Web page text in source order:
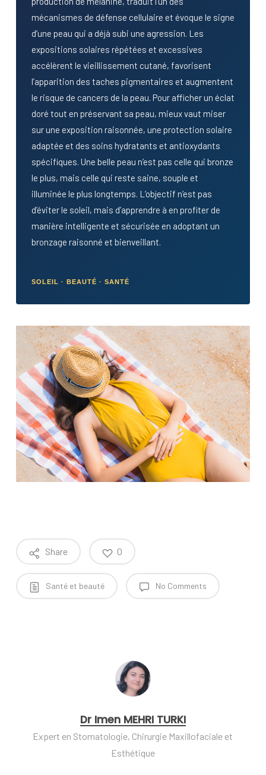
mécanismes de défense cellulaire et évoque le signe
d’une peau qui a déjà subi une agression. Les
expositions solaires répétées et excessives
accélèrent le vieillissement cutané, favorisent
l’apparition des taches pigmentaires et augmentent
le risque de cancers de la peau. Pour afficher un éclat
doré tout en préservant sa peau, mieux vaut miser
sur une exposition raisonnée, une protection solaire
adaptée et des soins hydratants et antioxydants
spécifiques. Une belle peau n’est pas celle qui bronze
le plus, mais celle qui reste saine, souple et
illuminée le plus longtemps. L’objectif n’est pas
d’éviter le soleil, mais d’apprendre à en profiter de
manière intelligente et sécurisée en adoptant un
bronzage raisonné et bienveillant.
SOLEIL · BEAUTÉ · SANTÉ
Share 0
Santé et beauté No Comments
Dr Imen MEHRI TURKI
Expert en Stomatologie, Chirurgie Maxillofaciale et
Esthétique